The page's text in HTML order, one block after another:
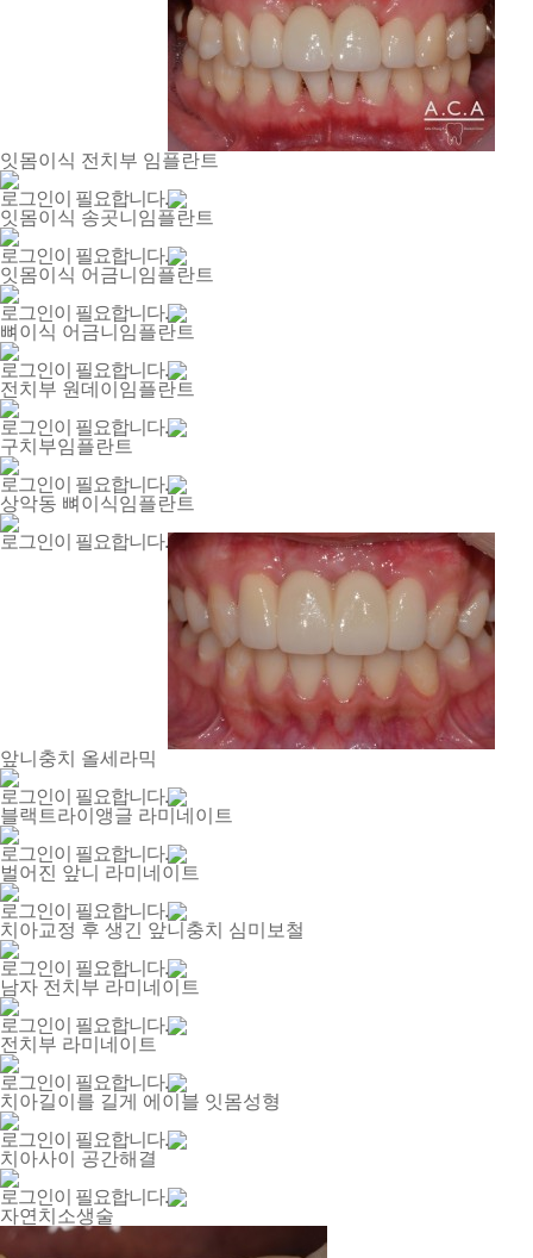
잇몸이식 전치부 임플란트
로그인이 필요합니다.
잇몸이식 송곳니임플란트
로그인이 필요합니다.
잇몸이식 어금니임플란트
로그인이 필요합니다.
뼈이식 어금니임플란트
로그인이 필요합니다.
전치부 원데이임플란트
로그인이 필요합니다.
구치부임플란트
로그인이 필요합니다.
상악동 뼈이식임플란트
로그인이 필요합니다.
앞니충치 올세라믹
로그인이 필요합니다.
블랙트라이앵글 라미네이트
로그인이 필요합니다.
벌어진 앞니 라미네이트
로그인이 필요합니다.
치아교정 후 생긴 앞니충치 심미보철
로그인이 필요합니다.
남자 전치부 라미네이트
로그인이 필요합니다.
전치부 라미네이트
로그인이 필요합니다.
치아길이를 길게 에이블 잇몸성형
로그인이 필요합니다.
치아사이 공간해결
로그인이 필요합니다.
자연치소생술